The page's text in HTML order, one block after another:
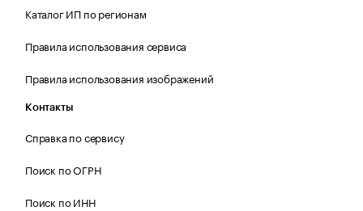
Каталог ИП по регионам
Правила использования сервиса
Правила использования изображений
Контакты
Справка по сервису
Поиск по ОГРН
Поиск по ИНН